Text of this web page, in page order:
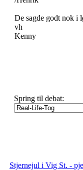
De sagde godt nok i
vh
Kenny
Spring til debat:
Stjernejul i Vig St. -